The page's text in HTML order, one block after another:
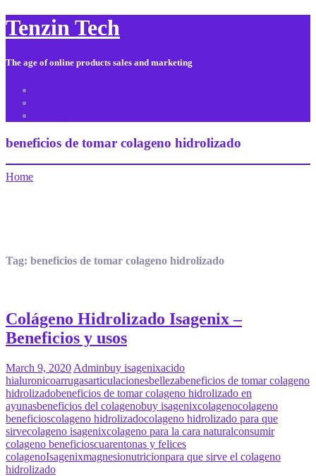
Tenzin Tech
The age of online products sales and marketing
beneficios de tomar colageno hidrolizado
Home
Tag: beneficios de tomar colageno hidrolizado
Colágeno Hidrolizado Isagenix –
Beneficios y usos
March 9, 2020 Adminbuy isagenixacido
hialuronicoarrugasarticulacionesbellezabeneficios de tomar colageno
hidrolizadobeneficios de tomar colageno hidrolizado en
ayunasbeneficios del colagenobuy isagenixcolagenocolageno
beneficioscolageno hidrolizadocolageno hidrolizado para que
sirvecolageno isagenixcolageno para la cara naturalconsumir
colageno beneficioscuarentonas y felices
colagenoIsagenixmagnesionutricionpara que sirve el colageno
hidrolizado